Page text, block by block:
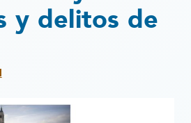
y delitos de